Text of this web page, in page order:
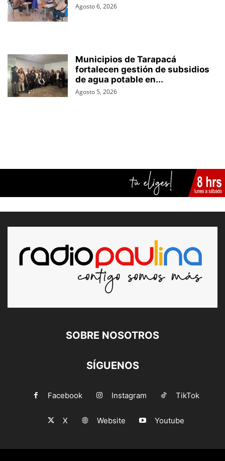
Agosto 6, 2026
Municipios de Tarapacá
fortalecen gestión de subsidios
de agua potable en...
Agosto 5, 2026
SOBRE NOSOTROS
SÍGUENOS
Facebook Instagram TikTok
X Website Youtube